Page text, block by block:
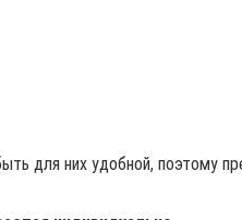
для них удобной, поэтому